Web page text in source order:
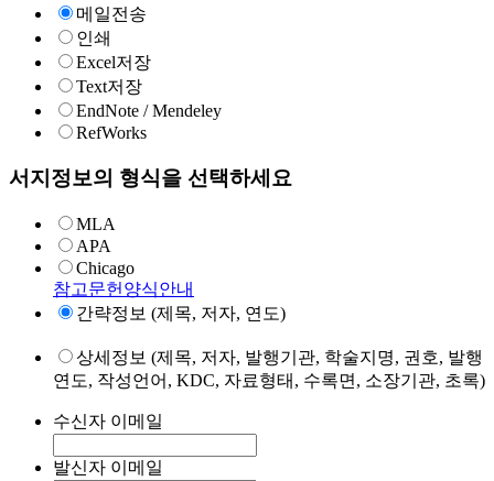
메일전송
인쇄
Excel저장
Text저장
EndNote / Mendeley
RefWorks
서지정보의 형식을 선택하세요
MLA
APA
Chicago
참고문헌양식안내
간략정보 (제목, 저자, 연도)
상세정보 (제목, 저자, 발행기관, 학술지명, 권호, 발행
연도, 작성언어, KDC, 자료형태, 수록면, 소장기관, 초록)
수신자 이메일
발신자 이메일